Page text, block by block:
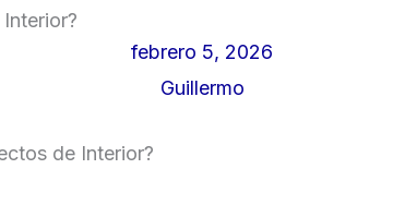
febrero 5, 2026
Guillermo
de Interior?